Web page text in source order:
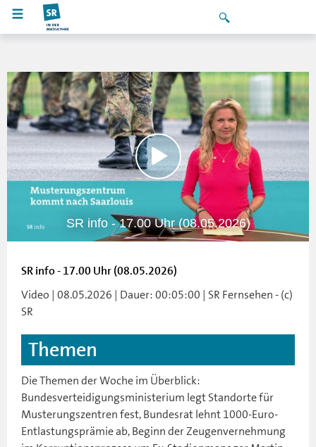
SR info - 17.00 Uhr (08.05.2026)
SR info - 17.00 Uhr (08.05.2026)
Video | 08.05.2026 | Dauer: 00:05:00 | SR Fernsehen - (c)
SR
Themen
Die Themen der Woche im Überblick:
Bundesverteidigungsministerium legt Standorte für
Musterungszentren fest, Bundesrat lehnt 1000-Euro-
Entlastungsprämie ab, Beginn der Zeugenvernehmung